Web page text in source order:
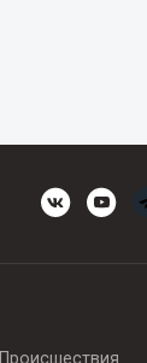
Происшествия